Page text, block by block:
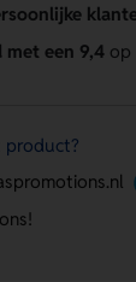
met een 9,4op
product?